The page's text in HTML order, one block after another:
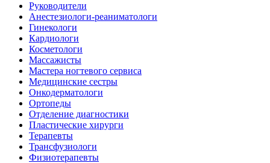
Руководители
Анестезиологи-реаниматологи
Гинекологи
Кардиологи
Косметологи
Массажисты
Мастера ногтевого сервиса
Медицинские сестры
Онкодерматологи
Ортопеды
Отделение диагностики
Пластические хирурги
Терапевты
Трансфузиологи
Физиотерапевты